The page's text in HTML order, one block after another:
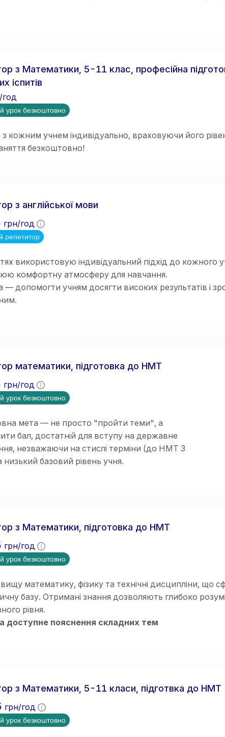
з Математики, 5-11 клас, професійна
іспитів
год
урок безкоштовно
кожним учнем індивідуально, враховуючи його
безкоштовно!
з англійської мови
грн/год
репетитор
використовую індивідуальний підхід до
комфортну атмосферу для навчання.
— допомогти учням досягти високих результатів і
математики, підготовка до НМТ
грн/год
урок безкоштовно
мета — не просто "пройти теми", а
бал, достатній для вступу на державне
незважаючи на стислі терміни (до НМТ 3
низький базовий рівень учня.
з Математики, підготовка до НМТ
грн/год
урок безкоштовно
математику, фізику та технічні дисципліни, що
базу. Отримані знання дозволяють глибоко
рівня.
доступне пояснення складних тем
на результат і прогрес учнів
з Математики, 5-11 класи, підготвка до НМТ
грн/год
урок безкоштовно